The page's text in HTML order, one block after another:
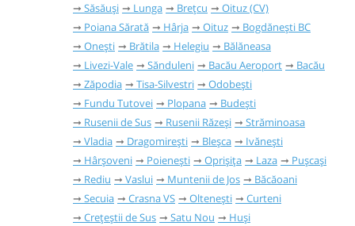
Săsăuși
Lunga Brețcu
Oituz (CV)
Poiana Sărată
Hârja Oituz
Bogdănești BC
Onești
Brătila Helegiu
Bălăneasa
Livezi-Vale
Sănduleni Bacău Aeroport
Bacău
Zăpodia
Tisa-Silvestri
Odobești
Fundu Tutovei
Plopana
Budești
Rusenii de Sus
Rusenii Răzeși
Străminoasa
Vladia
Dragomirești Bleșca
Ivănești
Hârșoveni
Poienești Oprișița Laza
Pușcași
Rediu
Vaslui Muntenii de Jos
Băcăoani
Secuia
Crasna VS Oltenești
Curteni
Crețeștii de Sus
Satu Nou Huși